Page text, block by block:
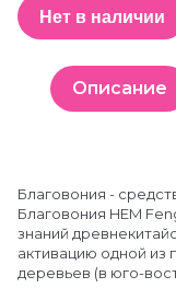
Нет в наличии
Описание
Благовония -
Благовония HEM
знаний
активацию одной из
деревьев (в юго-